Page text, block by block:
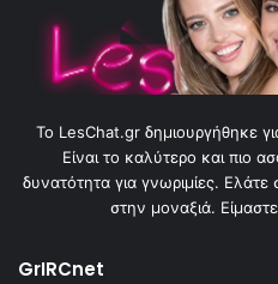
To LesChat.gr δημιουργήθηκε
Είναι το καλύτερο και πιο
δυνατότητα για γνωριμίες.
στην μοναξιά.
GrIRCnet